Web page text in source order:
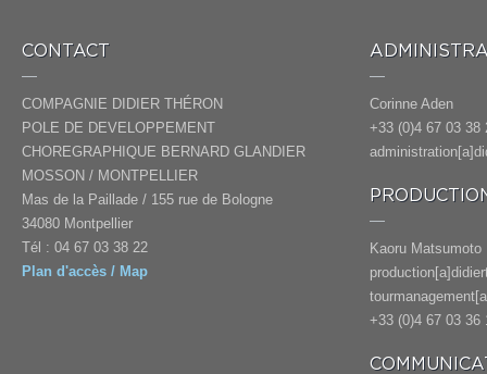
CONTACT
COMPAGNIE DIDIER THÉRON
POLE DE DEVELOPPEMENT
CHOREGRAPHIQUE BERNARD GLANDIER
MOSSON / MONTPELLIER
Mas de la Paillade / 155 rue de Bologne
34080 Montpellier
Tél : 04 67 03 38 22
Plan d'accès / Map
Corinne Aden
+33 (0)4 67 03 38
Kaoru Matsumoto
+33 (0)4 67 03 36